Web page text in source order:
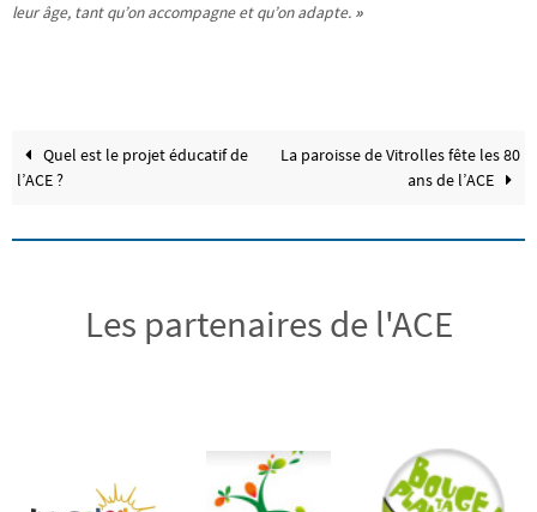
leur âge, tant qu’on accompagne et qu’on adapte. »
Quel est le projet éducatif de
l’ACE ?
La paroisse de Vitrolles fête les 80
ans de l’ACE
Les partenaires de l'ACE